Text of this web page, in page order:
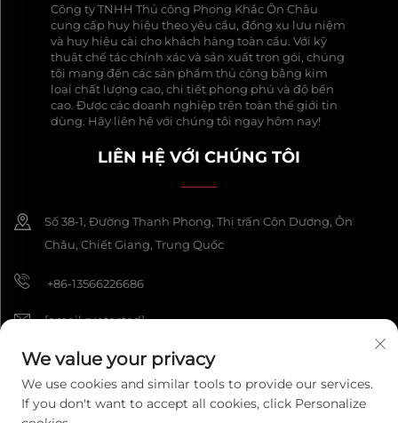
Công ty TNHH Thủ công Phong Khắc Ôn Châu
cung cấp huy hiệu theo yêu cầu, đồng xu lưu niệm
và huy hiệu cài cho khách hàng toàn cầu. Với kỹ
thuật chế tác chính xác và sản xuất trọn gói, chúng
tôi mang đến các sản phẩm thủ công bằng kim
loại chất lượng cao, chi tiết phong phú và độ bền
cao. Được các doanh nghiệp trên toàn thế giới tin
dùng. Hãy liên hệ với chúng tôi ngay hôm nay!
LIÊN HỆ VỚI CHÚNG TÔI
Số 38-1, Đường Thanh Phong, Thị trấn Côn Dương, Ôn
Châu, Chiết Giang, Trung Quốc
+86-13566226686
[email protected]
Bản quyền © 2026 Công ty TNHH Thủ công Mỹ nghệ Wenzhou
Fengke. Tất cả các quyền được bảo lưu. Chính sách bảo mật
We value your privacy
We use cookies and similar tools to provide our services.
If you don't want to accept all cookies, click Personalize